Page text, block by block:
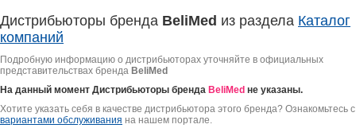
Дистрибьюторы бренда BeliMed из раздела Каталог
компаний
Подробную информацию о дистрибьюторах уточняйте в официальных
представительствах бренда BeliMed
На данный момент Дистрибьюторы бренда BeliMed не указаны.
Хотите указать себя в качестве дистрибьютора этого бренда? Ознакомьтесь с
вариантами обслуживания на нашем портале.